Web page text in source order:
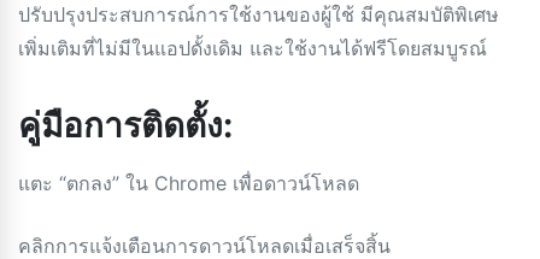
ปรับปรุงประสบการณ์การใช้งานของผู้ใช้ มีคุณสมบัติพิเศษ
เพิ่มเติมที่ไม่มีในแอปดั้งเดิม และใช้งานได้ฟรีโดยสมบูรณ์
คู่มือการติดตั้ง:
แตะ “ตกลง” ใน Chrome เพื่อดาวน์โหลด
คลิกการแจ้งเตือนการดาวน์โหลดเมื่อเสร็จสิ้น